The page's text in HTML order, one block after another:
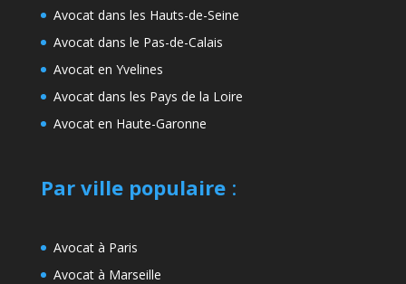
Avocat dans les Hauts-de-Seine
Avocat dans le Pas-de-Calais
Avocat en Yvelines
Avocat dans les Pays de la Loire
Avocat en Haute-Garonne
Par ville populaire:
Avocat à Paris
Avocat à Marseille